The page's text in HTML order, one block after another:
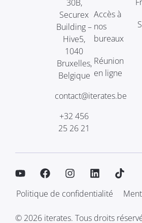
30B,
Securex
Building –
Hive5,
1040
Bruxelles,
Belgique
contact@iterates.be
+32 456
25 26 21
Accès à
nos
bureaux
Réunion
en ligne
© 2026 iterates. Tous droits
Politique de confidentialité